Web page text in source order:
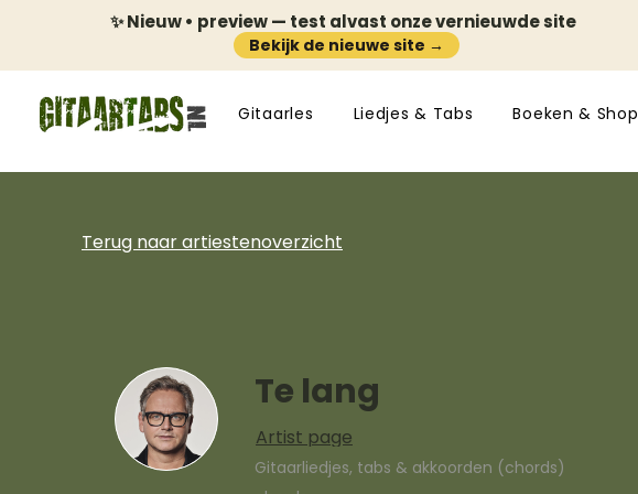
✨ Nieuw • preview — test alvast onze vernieuwde site
Bekijk de nieuwe site →
Gitaarles Liedjes & Tabs Boeken & Shop
Terug naar artiestenoverzicht
Te lang
Artist page
Gitaarliedjes, tabs & akkoorden (chords)